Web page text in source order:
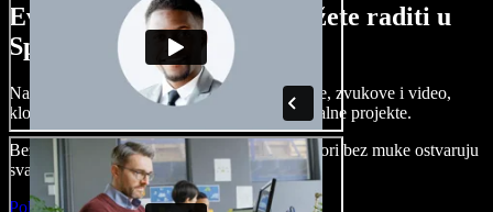
Evo malog pregleda što možete raditi u
Speechify Studiju.
Napravite voice overe, dodajte besplatne slike, zvukove i video,
klonirajte svoj glas i složite sjajne audio-vizualne projekte.
Bez učenja i sve dostupno u pregledniku, autori bez muke ostvaruju
svaku kreativnu ideju.
Pokreni Studio